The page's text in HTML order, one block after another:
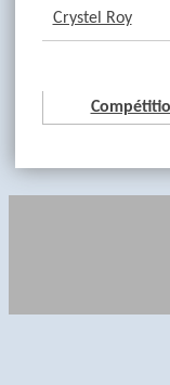
Crystel Roy